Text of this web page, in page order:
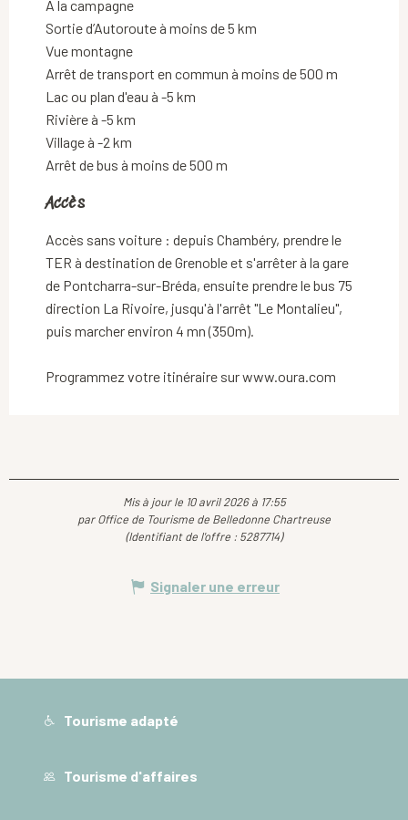
A la campagne
Sortie d’Autoroute à moins de 5 km
Vue montagne
Arrêt de transport en commun à moins de 500 m
Lac ou plan d'eau à -5 km
Rivière à -5 km
Village à -2 km
Arrêt de bus à moins de 500 m
Accès
Accès
Accès sans voiture : depuis Chambéry, prendre le
TER à destination de Grenoble et s'arrêter à la gare
de Pontcharra-sur-Bréda, ensuite prendre le bus 75
direction La Rivoire, jusqu'à l'arrêt "Le Montalieu",
puis marcher environ 4 mn (350m).
Programmez votre itinéraire sur www.oura.com
Mis à jour le 10 avril 2026 à 17:55
par Office de Tourisme de Belledonne Chartreuse
(Identifiant de l'offre : 5287714)
Signaler une erreur
Tourisme adapté
Tourisme d'affaires